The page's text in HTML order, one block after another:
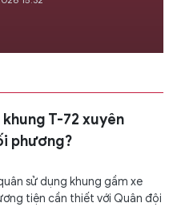
T-72 xuyên
phương?
sử dụng khung gầm xe
tiện cần thiết với Quân đội